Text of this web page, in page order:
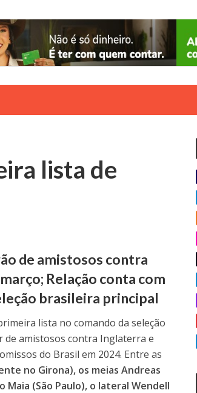
lista de
de amistosos contra
Relação conta com
brasileira principal
lista no comando da seleção
de amistosos contra Inglaterra e
do Brasil em 2024. Entre as
no Girona), os meias Andreas
Maia (São Paulo), o lateral Wendell